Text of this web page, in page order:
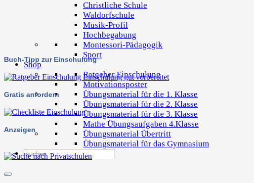
Christliche Schule
Waldorfschule
Musik-Profil
Hochbegabung
Montessori-Pädagogik
Sport
Shop
Ratgeber Einschulung
Motivationsposter
Übungsmaterial für die 1. Klasse
Übungsmaterial für die 2. Klasse
Übungsmaterial für die 3. Klasse
Mathe Übungsaufgaben 4.Klasse
Übungsmaterial Übertritt
Übungsmaterial für das Gymnasium
Buch-Tipp zur Einschulung
Gratis anfordern
Anzeigen
–